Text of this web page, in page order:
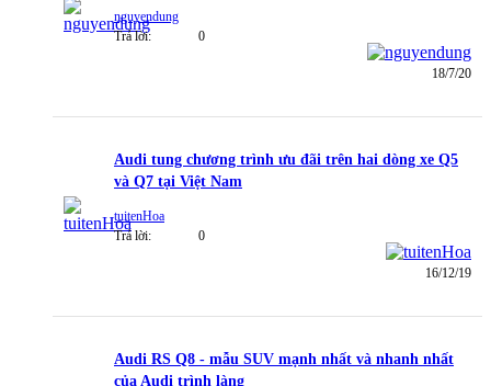
nguyendung
Trả lời:
0
18/7/20
Audi tung chương trình ưu đãi trên hai dòng xe Q5
và Q7 tại Việt Nam
tuitenHoa
Trả lời:
0
16/12/19
Audi RS Q8 - mẫu SUV mạnh nhất và nhanh nhất
của Audi trình làng